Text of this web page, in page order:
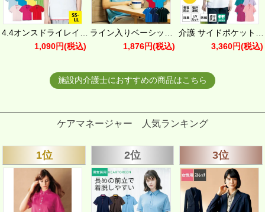
1,090円(税込)
1,876円(税込)
3,360円(税込)
施設内介護士におすすめの商品はこちら
ケアマネージャー 人気ランキング
1位 2位 3位